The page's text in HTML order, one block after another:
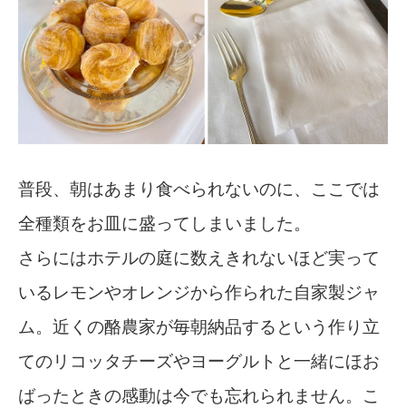
普段、朝はあまり食べられないのに、ここでは
全種類をお皿に盛ってしまいました。
さらにはホテルの庭に数えきれないほど実って
いるレモンやオレンジから作られた自家製ジャ
ム。近くの酪農家が毎朝納品するという作り立
てのリコッタチーズやヨーグルトと一緒にほお
ばったときの感動は今でも忘れられません。こ